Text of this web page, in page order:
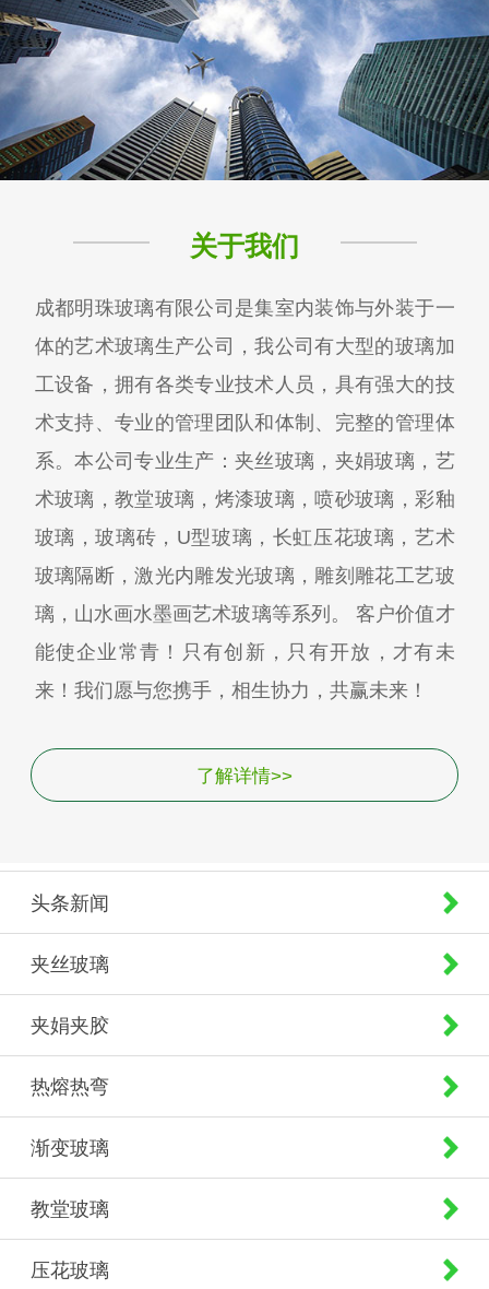
关于我们
成都明珠玻璃有限公司是集室内装饰与外装于一
体的艺术玻璃生产公司，我公司有大型的玻璃加
工设备，拥有各类专业技术人员，具有强大的技
术支持、专业的管理团队和体制、完整的管理体
系。本公司专业生产：夹丝玻璃，夹娟玻璃，艺
术玻璃，教堂玻璃，烤漆玻璃，喷砂玻璃，彩釉
玻璃，玻璃砖，U型玻璃，长虹压花玻璃，艺术
玻璃隔断，激光内雕发光玻璃，雕刻雕花工艺玻
璃，山水画水墨画艺术玻璃等系列。 客户价值才
能使企业常青！只有创新，只有开放，才有未
来！我们愿与您携手，相生协力，共赢未来！
了解详情>>
头条新闻
夹丝玻璃
夹娟夹胶
热熔热弯
渐变玻璃
教堂玻璃
压花玻璃